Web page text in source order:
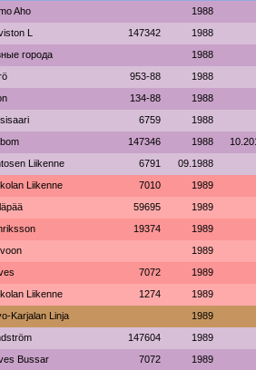
Aho 1988
L 147342 1988
города 1988
953-88 1988
134-88 1988
6759 1988
147346 1988
Liikenne 6791 09.1988
Liikenne 7010 1989
59695 1989
19374 1989
1989
7072 1989
Liikenne 1274 1989
Karjalan Linja 1989
147604 1989
Bussar 7072 1989